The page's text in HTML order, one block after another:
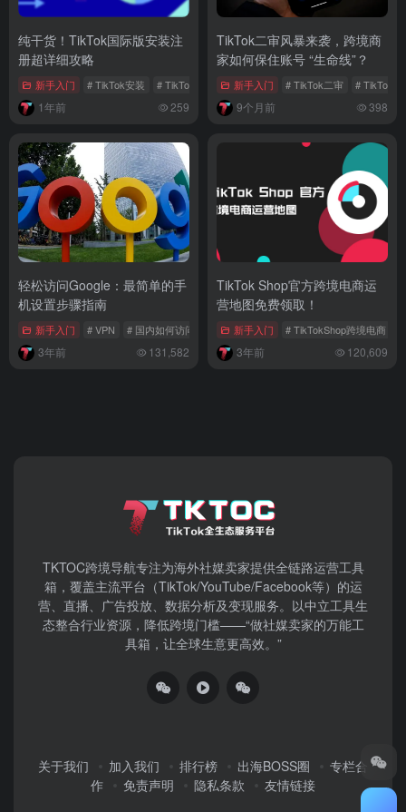
纯干货！TikTok国际版安装注
册超详细攻略
新手入门 # TikTok安装 # TikTok国际版 # 下载安装TikTok
1年前 259
TikTok二审风暴来袭，跨境商
家如何保住账号 “生命线”？
新手入门 # TikTok二审 # TikTok养
9个月前 398
轻松访问Google：最简单的手
机设置步骤指南
新手入门 # VPN # 国内如何访问谷歌 # 访问谷歌教程
3年前 131,582
TikTok Shop官方跨境电商运
营地图免费领取！
新手入门 # TikTokShop跨境电商
3年前 120,609
TKTOC跨境导航​专注为海外社媒卖家提供全链路运营工具
箱，覆盖主流平台（TikTok/YouTube/Facebook等）​的运
营、直播、广告投放、数据分析及变现服务。以中立工具生
态整合行业资源，降低跨境门槛——“做社媒卖家的万能工
具箱，让全球生意更高效。”
关于我们 加入我们 排行榜 出海BOSS圈
专栏合
作
免责声明 隐私条款 友情链接